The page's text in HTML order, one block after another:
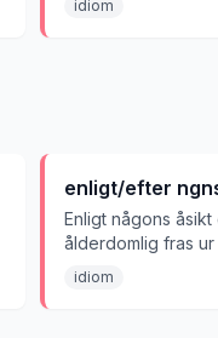
idiom
enligt/efter
Enligt någons åsikt
ålderdomlig fras
markerar att det
idiom